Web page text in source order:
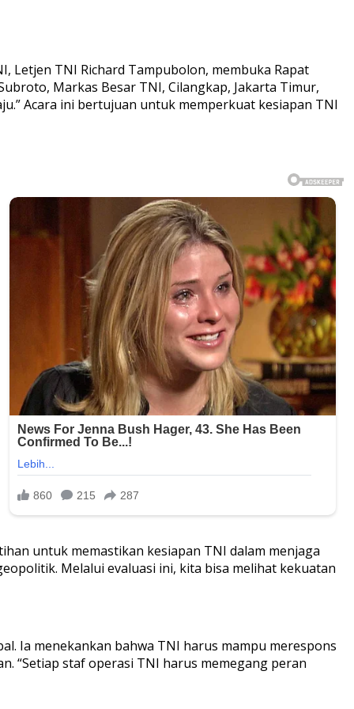
Letjen TNI Richard Tampubolon, membuka Rapat
Markas Besar TNI, Cilangkap, Jakarta Timur,
Acara ini bertujuan untuk memperkuat kesiapan TNI
untuk memastikan kesiapan TNI dalam menjaga
Melalui evaluasi ini, kita bisa melihat kekuatan
Ia menekankan bahwa TNI harus mampu merespons
“Setiap staf operasi TNI harus memegang peran